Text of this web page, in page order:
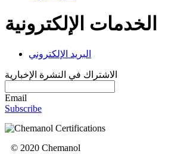
الخدمات الإلكترونية
البريد الإلكتروني
الاشتراك في النشرة الإخبارية
Email
Subscribe
© 2020 Chemanol